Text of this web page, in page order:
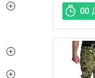
00